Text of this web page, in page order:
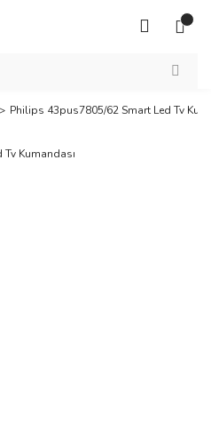
Philips 43pus7805/62 Smart Led Tv